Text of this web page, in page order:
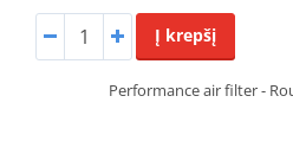
Į krepšį
Performance air filter -